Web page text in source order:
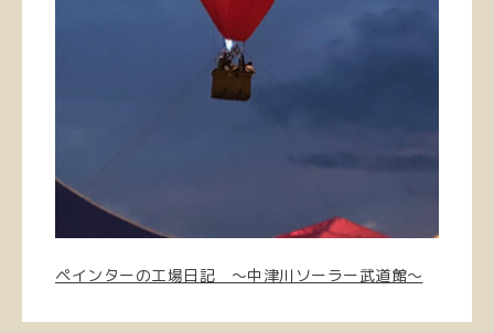
ペインターの工場日記 〜中津川ソーラー武道館〜